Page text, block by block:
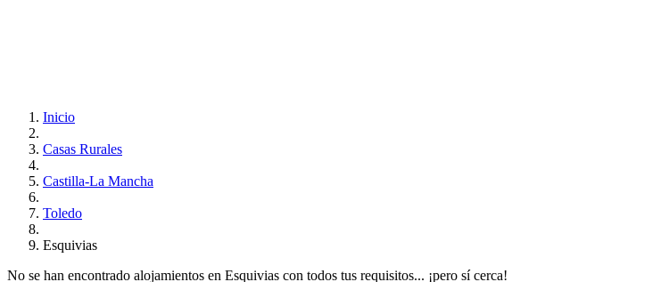
Inicio
Casas Rurales
Castilla-La Mancha
Toledo
Esquivias
No se han encontrado alojamientos en Esquivias con todos tus requisitos... ¡pero sí cerca!